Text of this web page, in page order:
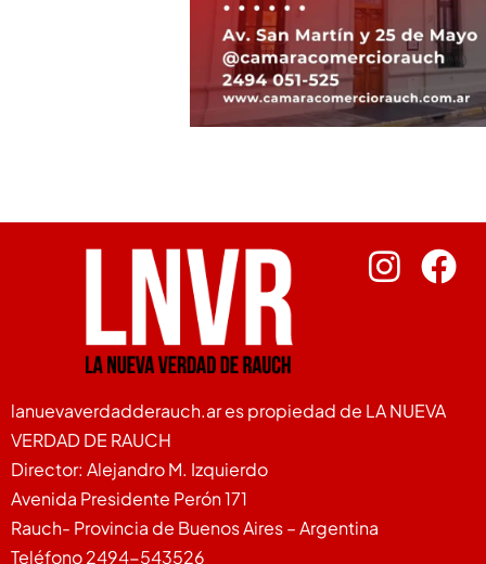
lanuevaverdadderauch.ar es propiedad de LA NUEVA
VERDAD DE RAUCH
Director: Alejandro M. Izquierdo
Avenida Presidente Perón 171
Rauch- Provincia de Buenos Aires – Argentina
Teléfono 2494-543526